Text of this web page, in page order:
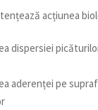
acțiunea
dispersiei
aderenței pe